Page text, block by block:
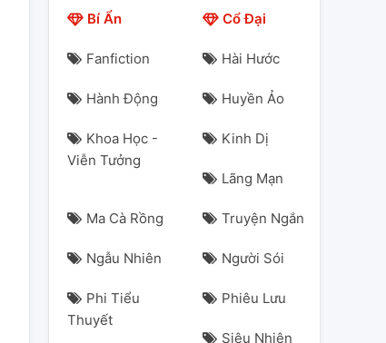
Bí Ẩn Cổ Đại
Fanfiction Hài Hước
Hành Động Huyền Ảo
Khoa Học -
Viễn Tưởng
Kinh Dị
Lãng Mạn
Ma Cà Rồng Truyện Ngắn
Ngẫu Nhiên Người Sói
Phi Tiểu
Thuyết
Phiêu Lưu
Siêu Nhiên